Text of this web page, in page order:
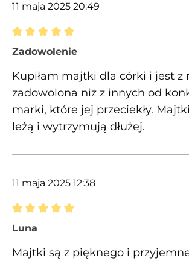
11 maja 2025 20:49
Recenzja z oceną 5 spośród 5
Zadowolenie
Kupiłam majtki dla córki i jest z
zadowolona niż z innych od
marki, które jej przeciekły.
leżą i wytrzymują dłużej.
11 maja 2025 12:38
Recenzja z oceną 5 spośród 5
Luna
Majtki są z pięknego i